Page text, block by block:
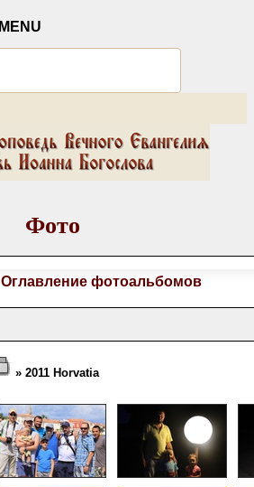
MENU
Фото
Оглавление фотоальбомов
» 2011 Horvatia